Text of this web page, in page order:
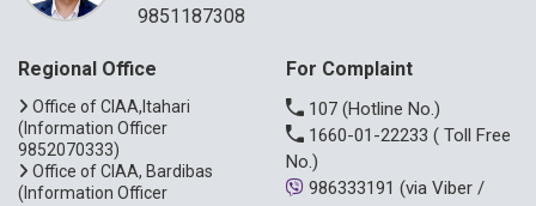
9851187308
Regional Office
Office of CIAA,Itahari
(Information Officer
9852070333)
Office of CIAA, Bardibas
(Information Officer
For Complaint
107 (Hotline No.)
1660-01-22233 ( Toll Free
No.)
986333191 (via Viber /